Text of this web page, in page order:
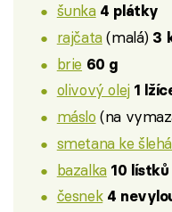
šunka 4 plátky
rajčata(malá) 3
brie 60 g
olivový olej 1
máslo (na
smetana ke
bazalka 10 lístků
česnek 4